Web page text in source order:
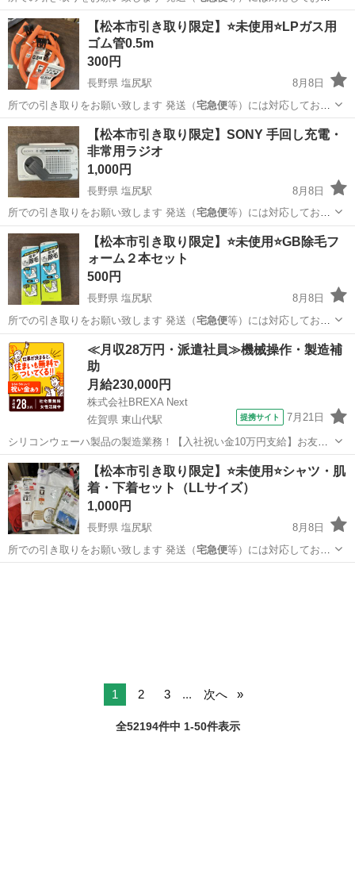
ません 大型商品な…
長野 東筑摩郡 塩尻駅 その他 LAZOS
【松本市引き取り限定】⭐未使用⭐LPガス用
ゴム管0.5m
300円
長野県 塩尻駅
8月8日
所での引き取りをお願い致します 発送（宅急便等）には対応しており
ません 大型商品な…
長野 東筑摩郡 塩尻駅 家庭用品
【松本市引き取り限定】SONY 手回し充電・
非常用ラジオ
1,000円
長野県 塩尻駅
8月8日
所での引き取りをお願い致します 発送（宅急便等）には対応しており
ません 大型商品な…
長野 東筑摩郡 塩尻駅 生活家電 SONY
【松本市引き取り限定】⭐未使用⭐GB除毛フ
ォーム２本セット
500円
長野県 塩尻駅
8月8日
所での引き取りをお願い致します 発送（宅急便等）には対応しており
ません 大型商品な…
長野 東筑摩郡 塩尻駅 その他 大型
≪月収28万円・派遣社員≫機械操作・製造補
助
月給230,000円
株式会社BREXA Next
佐賀県 東山代駅
提携サイト 7月21日
シリコンウェーハ製品の製造業務！【入社祝い金10万円支給】お友達
やカップルとの応募OK◎年間休日129日＆休出なしでプライベート充
実♪業務はクリーンルームで快適作業◎自社正社員登用制度あり★1食
300円～の格安食堂あり！《佐...
佐賀 伊万里市 東山代駅 その他
【松本市引き取り限定】⭐未使用⭐シャツ・肌
着・下着セット（LLサイズ）
1,000円
長野県 塩尻駅
8月8日
所での引き取りをお願い致します 発送（宅急便等）には対応しており
ません 大型商品な…
1 2 3 ... 次へ
全52194件中 1-50件表示